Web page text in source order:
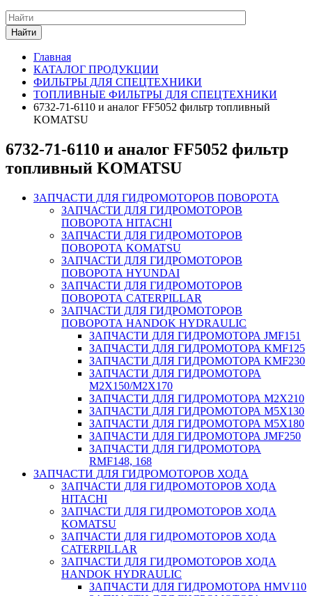
Найти
Главная
КАТАЛОГ ПРОДУКЦИИ
ФИЛЬТРЫ ДЛЯ СПЕЦТЕХНИКИ
ТОПЛИВНЫЕ ФИЛЬТРЫ ДЛЯ СПЕЦТЕХНИКИ
6732-71-6110 и аналог FF5052 фильтр топливный
KOMATSU
6732-71-6110 и аналог FF5052 фильтр
топливный KOMATSU
ЗАПЧАСТИ ДЛЯ ГИДРОМОТОРОВ ПОВОРОТА
ЗАПЧАСТИ ДЛЯ ГИДРОМОТОРОВ
ПОВОРОТА HITACHI
ЗАПЧАСТИ ДЛЯ ГИДРОМОТОРОВ
ПОВОРОТА KOMATSU
ЗАПЧАСТИ ДЛЯ ГИДРОМОТОРОВ
ПОВОРОТА HYUNDAI
ЗАПЧАСТИ ДЛЯ ГИДРОМОТОРОВ
ПОВОРОТА CATERPILLAR
ЗАПЧАСТИ ДЛЯ ГИДРОМОТОРОВ
ПОВОРОТА HANDOK HYDRAULIC
ЗАПЧАСТИ ДЛЯ ГИДРОМОТОРА JMF151
ЗАПЧАСТИ ДЛЯ ГИДРОМОТОРА KMF125
ЗАПЧАСТИ ДЛЯ ГИДРОМОТОРА KMF230
ЗАПЧАСТИ ДЛЯ ГИДРОМОТОРА
M2X150/M2X170
ЗАПЧАСТИ ДЛЯ ГИДРОМОТОРА M2X210
ЗАПЧАСТИ ДЛЯ ГИДРОМОТОРА M5X130
ЗАПЧАСТИ ДЛЯ ГИДРОМОТОРА M5X180
ЗАПЧАСТИ ДЛЯ ГИДРОМОТОРА JMF250
ЗАПЧАСТИ ДЛЯ ГИДРОМОТОРА
RMF148, 168
ЗАПЧАСТИ ДЛЯ ГИДРОМОТОРОВ ХОДА
ЗАПЧАСТИ ДЛЯ ГИДРОМОТОРОВ ХОДА
HITACHI
ЗАПЧАСТИ ДЛЯ ГИДРОМОТОРОВ ХОДА
KOMATSU
ЗАПЧАСТИ ДЛЯ ГИДРОМОТОРОВ ХОДА
CATERPILLAR
ЗАПЧАСТИ ДЛЯ ГИДРОМОТОРОВ ХОДА
HANDOK HYDRAULIC
ЗАПЧАСТИ ДЛЯ ГИДРОМОТОРА HMV110